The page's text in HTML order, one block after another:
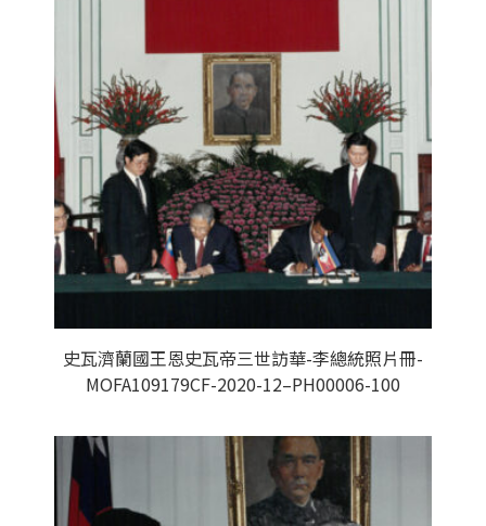
史瓦濟蘭國王恩史瓦帝三世訪華-李總統照片冊-
MOFA109179CF-2020-12–PH00006-100